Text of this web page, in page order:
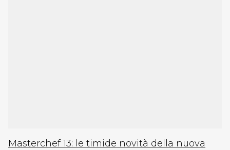
Masterchef 13: le timide novità della nuova